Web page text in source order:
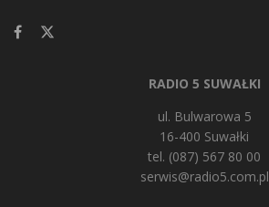
RADIO 5 SUWAŁKI
ul. Bulwarowa 5
16-400 Suwałki
tel. (087) 567 80 00
serwis@radio5.com.pl